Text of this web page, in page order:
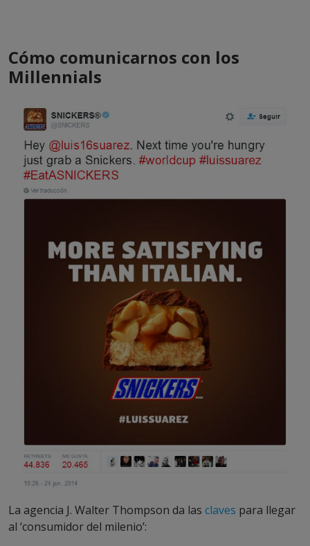
Cómo comunicarnos con los
Millennials
La agencia J. Walter Thompson da las claves para llegar
al ‘consumidor del milenio’: